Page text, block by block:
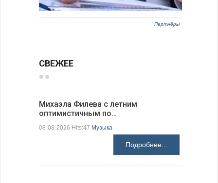
Партнёры
СВЕЖЕЕ
Михаэла Филева с летним
оптимистичным по…
08-08-2026 Hits:47 Музыка
Подробнее...